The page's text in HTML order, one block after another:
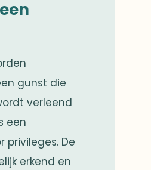
gunst die
verleend
een
privileges. De
erkend en